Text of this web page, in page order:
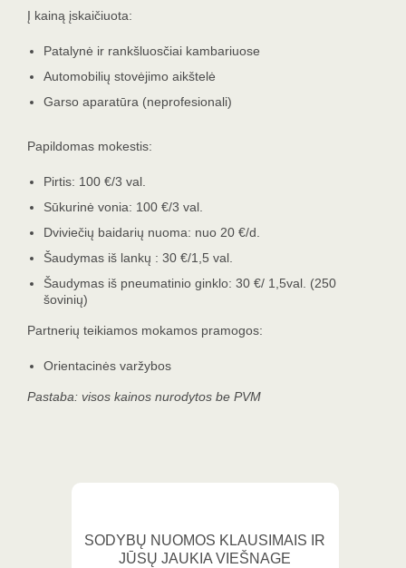
Į kainą įskaičiuota:
Patalynė ir rankšluosčiai kambariuose
Automobilių stovėjimo aikštelė
Garso aparatūra (neprofesionali)
Papildomas mokestis:
Pirtis: 100 €/3 val.
Sūkurinė vonia: 100 €/3 val.
Dviviečių baidarių nuoma: nuo 20 €/d.
Šaudymas iš lankų : 30 €/1,5 val.
Šaudymas iš pneumatinio ginklo: 30 €/ 1,5val. (250
šovinių)
Partnerių teikiamos mokamos pramogos:
Orientacinės varžybos
Pastaba: visos kainos nurodytos be PVM
SODYBŲ NUOMOS KLAUSIMAIS IR
JŪSŲ JAUKIA VIEŠNAGE